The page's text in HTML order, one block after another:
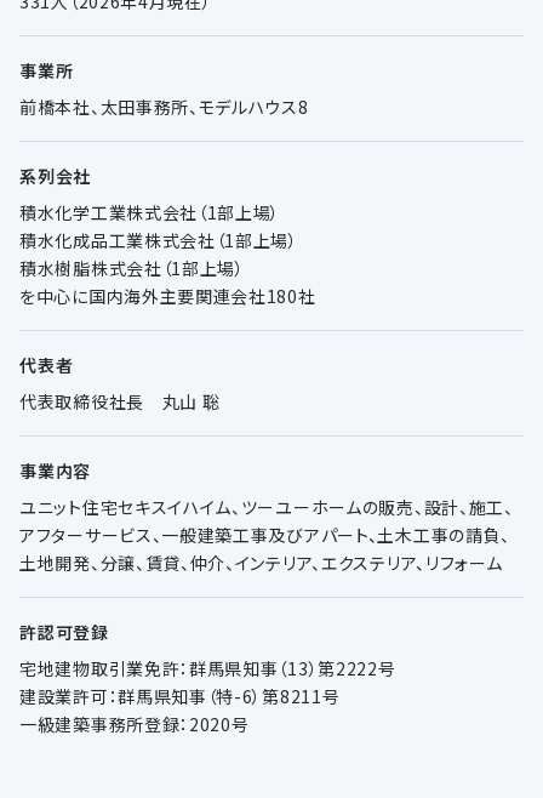
事業所
前橋本社、太田事務所、モデルハウス8
系列会社
積水化学工業株式会社（1部上場）
積水化成品工業株式会社（1部上場）
積水樹脂株式会社（1部上場）
を中心に国内海外主要関連会社180社
代表者
代表取締役社長 丸山 聡
事業内容
ユニット住宅セキスイハイム、ツーユーホームの販売、設計、施工、
アフターサービス、一般建築工事及びアパート、土木工事の請負、
土地開発、分譲、賃貸、仲介、インテリア、エクステリア、リフォーム
許認可登録
宅地建物取引業免許：群馬県知事（13）第2222号
建設業許可：群馬県知事（特-6）第8211号
一級建築事務所登録：2020号